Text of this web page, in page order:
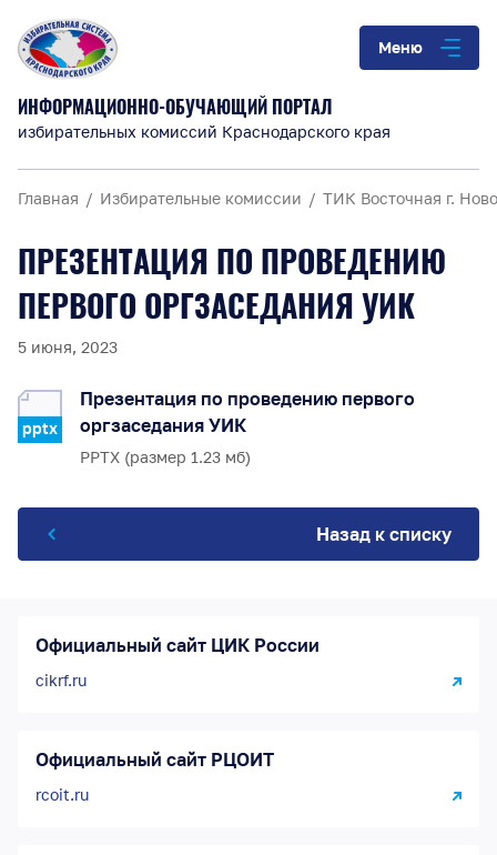
Меню
ИНФОРМАЦИОННО-ОБУЧАЮЩИЙ ПОРТАЛ
избирательных комиссий Краснодарского края
Главная Избирательные комиссии ТИК Восточная г.
ПРЕЗЕНТАЦИЯ ПО ПРОВЕДЕНИЮ
ПЕРВОГО ОРГЗАСЕДАНИЯ УИК
5 июня, 2023
pptx
Презентация по проведению первого
оргзаседания УИК
PPTX (размер 1.23 мб)
Назад к списку
Официальный сайт ЦИК России
cikrf.ru
Официальный сайт РЦОИТ
rcoit.ru